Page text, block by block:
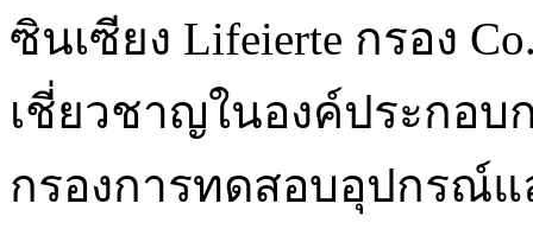
ซินเซียง Lifeierte กรอง
เชี่ยวชาญในองค์ประกอ
กรองการทดสอบอุปกรณ์